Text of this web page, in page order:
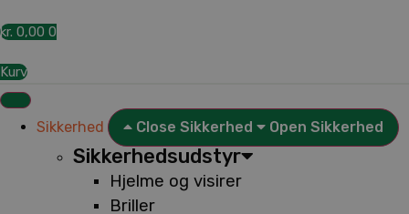
kr. 0,00 0
Kurv
Sikkerhed Close Sikkerhed Open Sikkerhed
Sikkerhedsudstyr
Hjelme og visirer
Briller